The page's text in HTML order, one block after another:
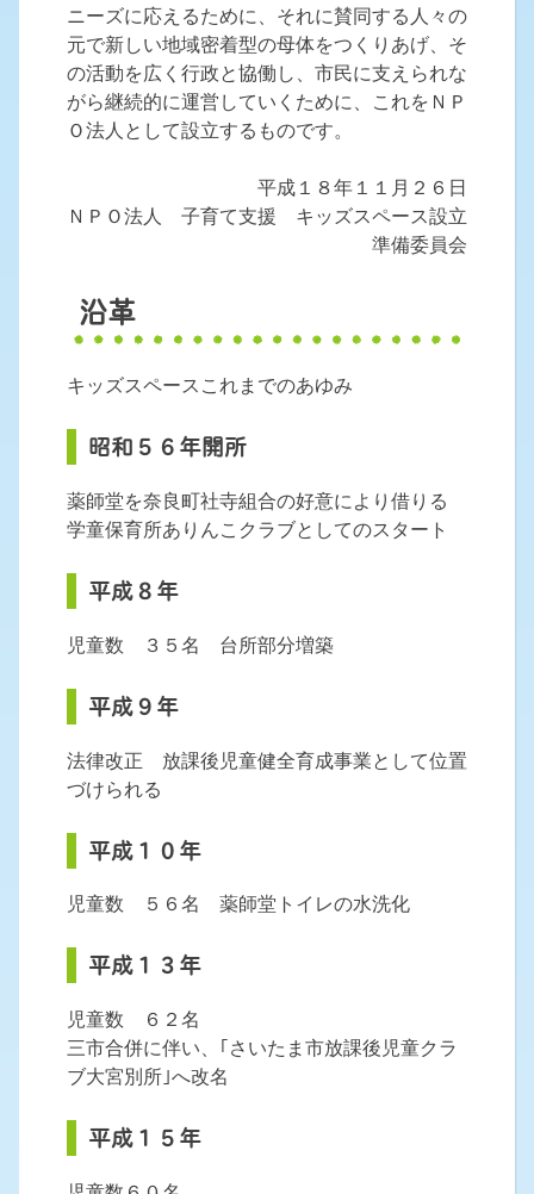
ニーズに応えるために、それに賛同する人々の
元で新しい地域密着型の母体をつくりあげ、そ
の活動を広く行政と協働し、市民に支えられな
がら継続的に運営していくために、これをＮＰ
Ｏ法人として設立するものです。
平成１８年１１月２６日
ＮＰＯ法人 子育て支援 キッズスペース設立
準備委員会
沿革
キッズスペースこれまでのあゆみ
昭和５６年開所
薬師堂を奈良町社寺組合の好意により借りる
学童保育所ありんこクラブとしてのスタート
平成８年
児童数 ３５名 台所部分増築
平成９年
法律改正 放課後児童健全育成事業として位置
づけられる
平成１０年
児童数 ５６名 薬師堂トイレの水洗化
平成１３年
児童数 ６２名
三市合併に伴い、｢さいたま市放課後児童クラ
ブ大宮別所｣へ改名
平成１５年